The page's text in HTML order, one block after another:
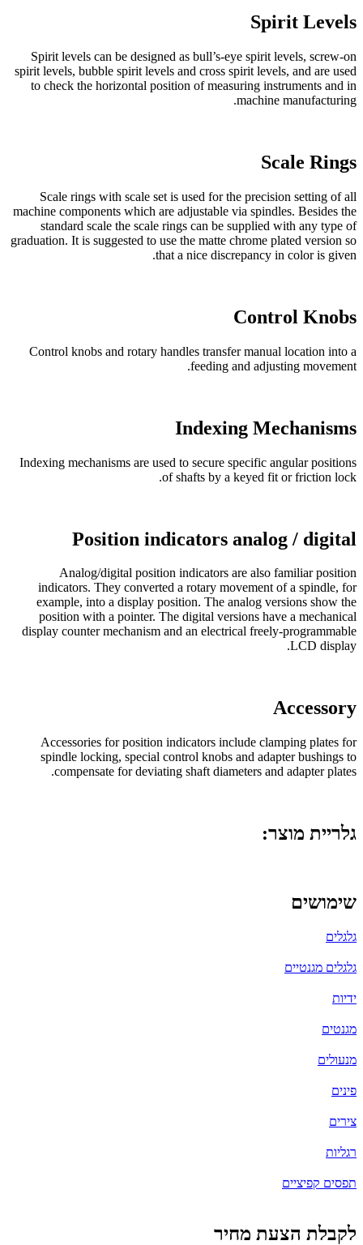
Spirit Levels
Spirit levels can be designed as bull’s-eye spirit levels, screw-on
spirit levels, bubble spirit levels and cross spirit levels, and are used
to check the horizontal position of measuring instruments and in
machine manufacturing.
Scale Rings
Scale rings with scale set is used for the precision setting of all
machine components which are adjustable via spindles. Besides the
standard scale the scale rings can be supplied with any type of
graduation. It is suggested to use the matte chrome plated version so
that a nice discrepancy in color is given.
Control Knobs
Control knobs and rotary handles transfer manual location into a
feeding and adjusting movement.
Indexing Mechanisms
Indexing mechanisms are used to secure specific angular positions
of shafts by a keyed fit or friction lock.
Position indicators analog / digital
Analog/digital position indicators are also familiar position
indicators. They converted a rotary movement of a spindle, for
example, into a display position. The analog versions show the
position with a pointer. The digital versions have a mechanical
display counter mechanism and an electrical freely-programmable
LCD display.
Accessory
Accessories for position indicators include clamping plates for
spindle locking, special control knobs and adapter bushings to
compensate for deviating shaft diameters and adapter plates.
גלריית מוצר:
שימושים
גלגלים
גלגלים מגנטיים
ידיות
מגנטים
מנעולים
פינים
צירים
רגליות
תפסים קפיציים
לקבלת הצעת מחיר